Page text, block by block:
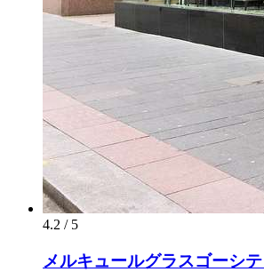
4.2 / 5
メルキュールグラスゴーシ